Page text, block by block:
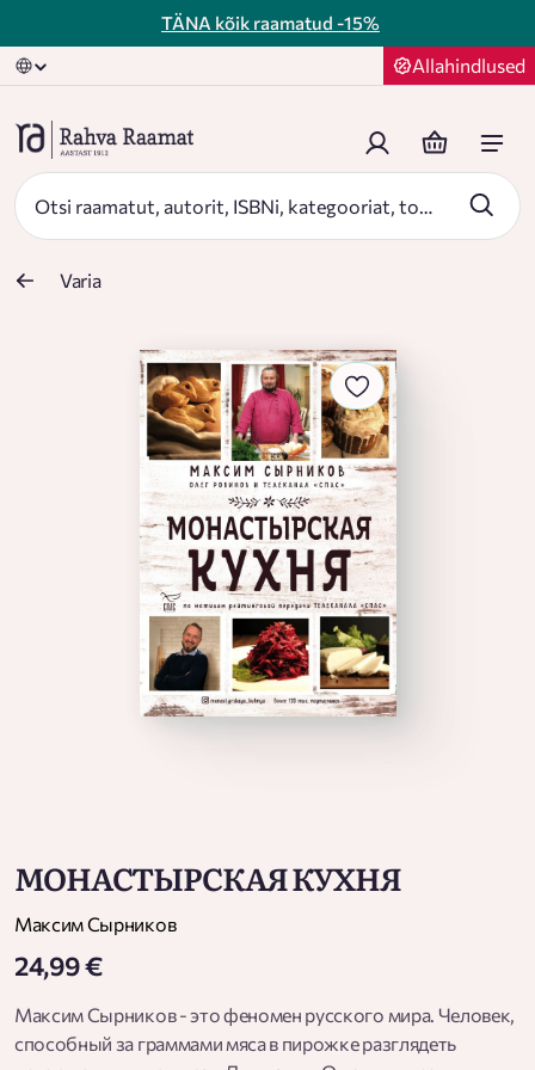
TÄNA kõik raamatud -15%
Allahindlused
Varia
МОНАСТЫРСКАЯ КУХНЯ
Максим Сырников
24,99 €
Максим Сырников - это феномен русского мира. Человек,
способный за граммами мяса в пирожке разглядеть